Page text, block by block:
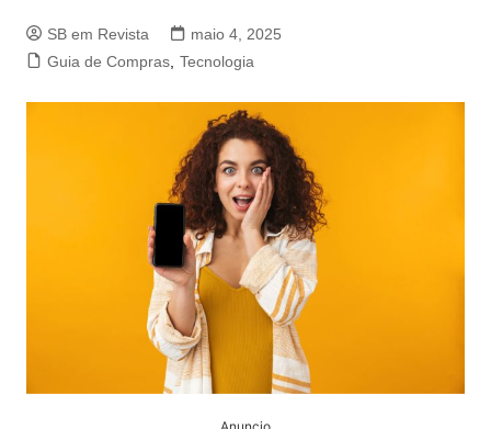
SB em Revista
maio 4, 2025
Guia de Compras, Tecnologia